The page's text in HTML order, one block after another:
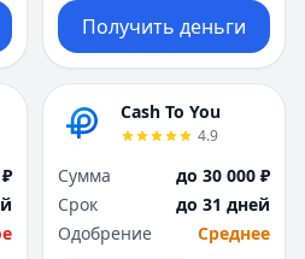
Получить деньги
Cash To You
4.9
Сумма
до 30 000 ₽
Срок
до 31 дней
Одобрение
Среднее